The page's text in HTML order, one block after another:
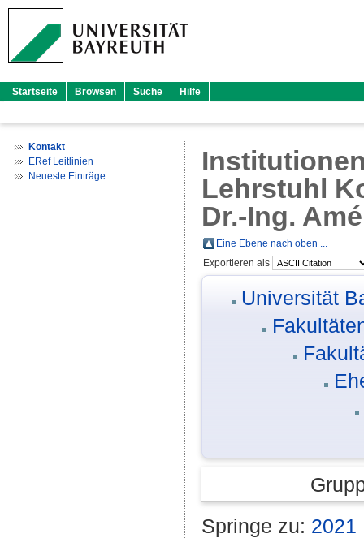
Startseite Browsen Suche Hilfe
Kontakt
ERef Leitlinien
Neueste Einträge
Lehrstuhl
Dr.-Ing.
Eine Ebene nach oben ...
Exportieren als
Universität
Springe zu: 2021